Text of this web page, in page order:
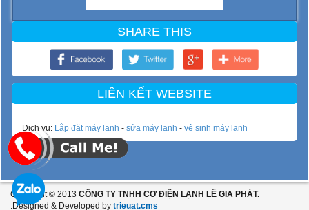
SHARE THIS
LIÊN KẾT WEBSITE
Dịch vu: Lắp đặt máy lạnh - sửa máy lạnh - vệ sinh máy lạnh
Copyright © 2013 CÔNG TY TNHH CƠ ĐIỆN LẠNH LÊ GIA PHÁT.
.Designed & Developed by trieuat.cms